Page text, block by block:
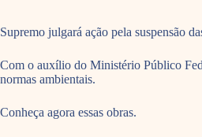
Supremo julgará ação pela suspensão
Com o auxílio do Ministério Público
normas ambientais.
Conheça agora essas obras.